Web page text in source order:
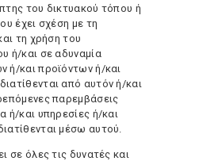
του δικτυακού τόπου ή
έχει σχέση με τη
τη χρήση του
ή/και σε αδυναμία
ή/και προϊόντων ή/και
από αυτόν ή/και
παρεμβάσεις
ή/και υπηρεσίες ή/και
μέσω αυτού.
σε όλες τις δυνατές και